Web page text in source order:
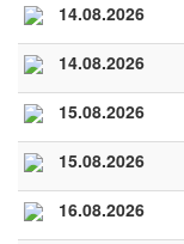
14.08.2026
14.08.2026
15.08.2026
15.08.2026
16.08.2026